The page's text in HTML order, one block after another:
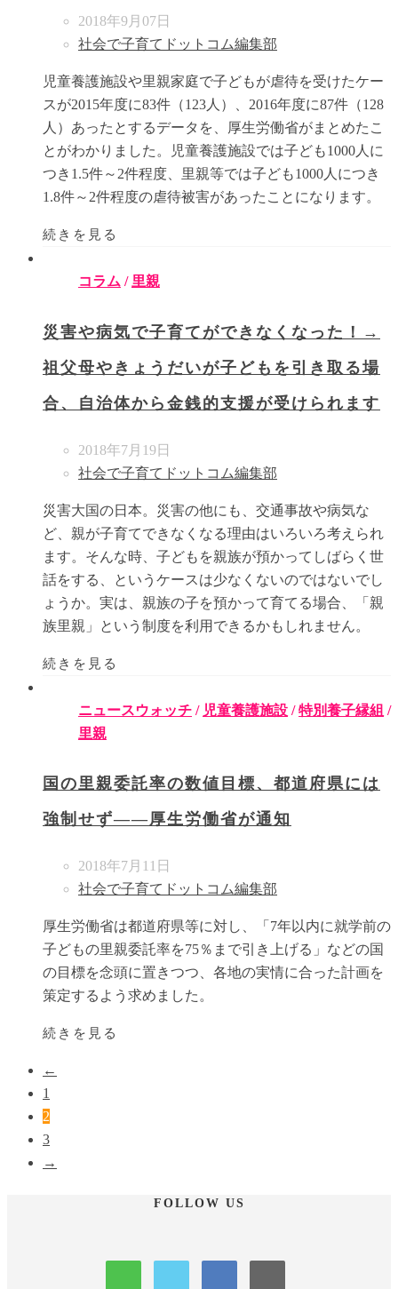
2018年9月07日
社会で子育てドットコム編集部
児童養護施設や里親家庭で子どもが虐待を受けたケー
スが2015年度に83件（123人）、2016年度に87件（128
人）あったとするデータを、厚生労働省がまとめたこ
とがわかりました。児童養護施設では子ども1000人に
つき1.5件～2件程度、里親等では子ども1000人につき
1.8件～2件程度の虐待被害があったことになります。
続きを見る
コラム /里親
災害や病気で子育てができなくなった！→
祖父母やきょうだいが子どもを引き取る場
合、自治体から金銭的支援が受けられます
2018年7月19日
社会で子育てドットコム編集部
災害大国の日本。災害の他にも、交通事故や病気な
ど、親が子育てできなくなる理由はいろいろ考えられ
ます。そんな時、子どもを親族が預かってしばらく世
話をする、というケースは少なくないのではないでし
ょうか。実は、親族の子を預かって育てる場合、「親
族里親」という制度を利用できるかもしれません。
続きを見る
ニュースウォッチ / 児童養護施設 /特別養子縁組 /
里親
国の里親委託率の数値目標、都道府県には
強制せず――厚生労働省が通知
2018年7月11日
社会で子育てドットコム編集部
厚生労働省は都道府県等に対し、「7年以内に就学前の
子どもの里親委託率を75％まで引き上げる」などの国
の目標を念頭に置きつつ、各地の実情に合った計画を
策定するよう求めました。
続きを見る
←
1
2
3
→
FOLLOW US